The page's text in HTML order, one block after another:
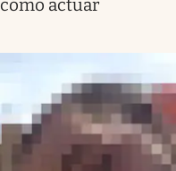
cómo actuar